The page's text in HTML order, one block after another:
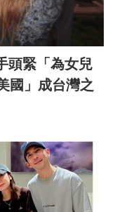
頭緊「為女兒
國」成台灣之